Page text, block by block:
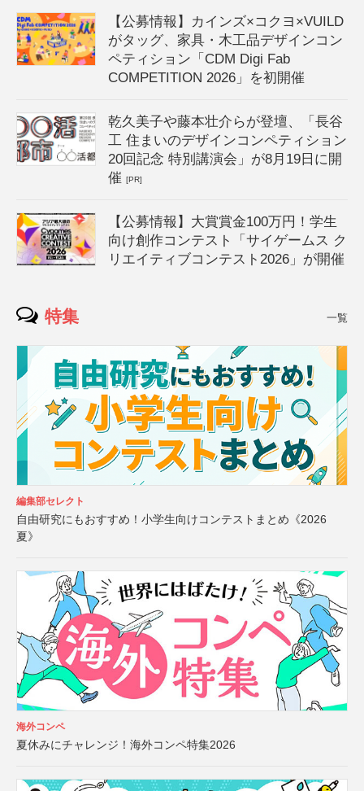
【公募情報】カインズ×コクヨ×VUILD
がタッグ、家具・木工品デザインコン
ペティション「CDM Digi Fab
COMPETITION 2026」を初開催
乾久美子や藤本壮介らが登壇、「長谷
工 住まいのデザインコンペティション
20回記念 特別講演会」が8月19日に開
催[PR]
【公募情報】大賞賞金100万円！学生
向け創作コンテスト「サイゲームス ク
リエイティブコンテスト2026」が開催
特集 一覧
編集部セレクト
自由研究にもおすすめ！小学生向けコンテストまとめ《2026
夏》
海外コンペ
夏休みにチャレンジ！海外コンペ特集2026